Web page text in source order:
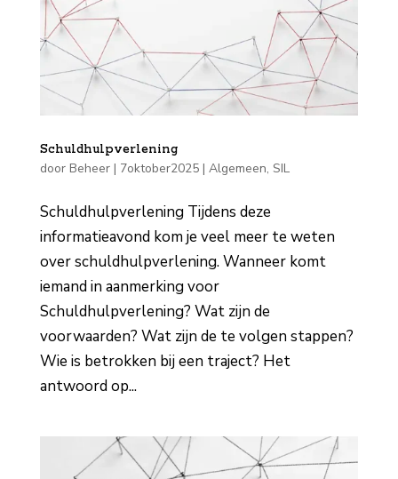
Schuldhulpverlening
door Beheer| 7oktober2025| Algemeen, SIL
Schuldhulpverlening Tijdens deze
informatieavond kom je veel meer te weten
over schuldhulpverlening. Wanneer komt
iemand in aanmerking voor
Schuldhulpverlening? Wat zijn de
voorwaarden? Wat zijn de te volgen stappen?
Wie is betrokken bij een traject? Het
antwoord op...